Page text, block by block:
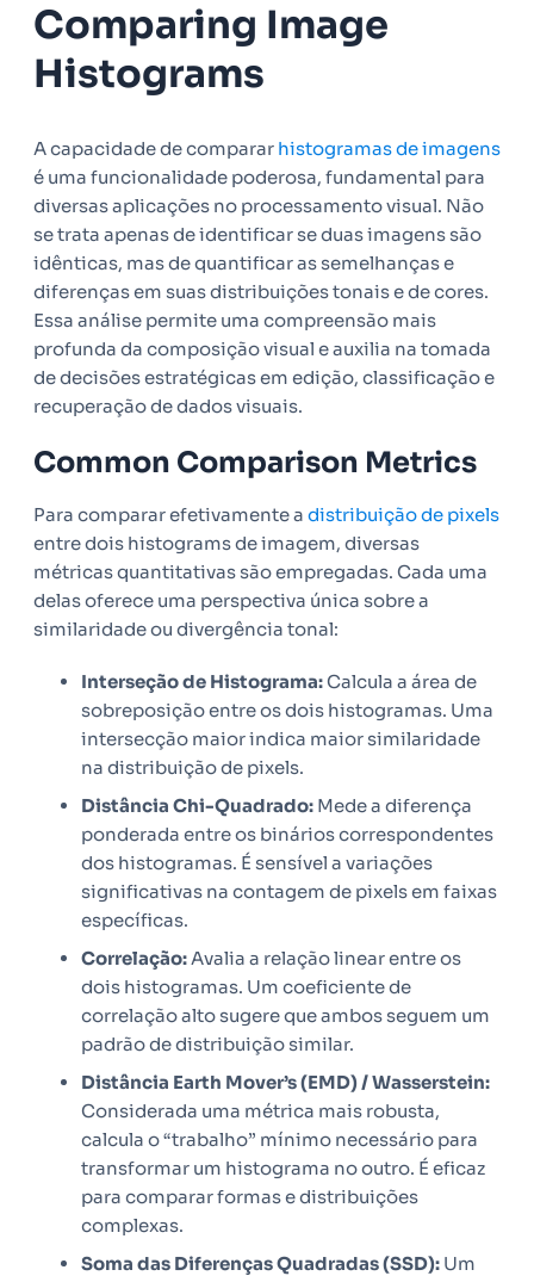
Comparing Image
Histograms
A capacidade de comparar histogramas de imagens
é uma funcionalidade poderosa, fundamental para
diversas aplicações no processamento visual. Não
se trata apenas de identificar se duas imagens são
idênticas, mas de quantificar as semelhanças e
diferenças em suas distribuições tonais e de cores.
Essa análise permite uma compreensão mais
profunda da composição visual e auxilia na tomada
de decisões estratégicas em edição, classificação e
recuperação de dados visuais.
Common Comparison Metrics
Para comparar efetivamente a distribuição de pixels
entre dois histograms de imagem, diversas
métricas quantitativas são empregadas. Cada uma
delas oferece uma perspectiva única sobre a
similaridade ou divergência tonal:
Interseção de Histograma:Calcula a área de
sobreposição entre os dois histogramas. Uma
intersecção maior indica maior similaridade
na distribuição de pixels.
Distância Chi-Quadrado: Mede a diferença
ponderada entre os binários correspondentes
dos histogramas. É sensível a variações
significativas na contagem de pixels em faixas
específicas.
Correlação:Avalia a relação linear entre os
dois histogramas. Um coeficiente de
correlação alto sugere que ambos seguem um
padrão de distribuição similar.
Distância Earth Mover’s (EMD) / Wasserstein:
Considerada uma métrica mais robusta,
calcula o “trabalho” mínimo necessário para
transformar um histograma no outro. É eficaz
para comparar formas e distribuições
complexas.
Soma das Diferenças Quadradas (SSD): Um